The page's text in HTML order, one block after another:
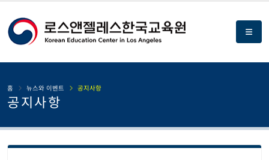
공지사항
홈 뉴스와 이벤트 공지사항